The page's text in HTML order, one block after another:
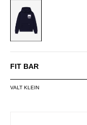
NAVY
FIT BAR
VALT KLEIN